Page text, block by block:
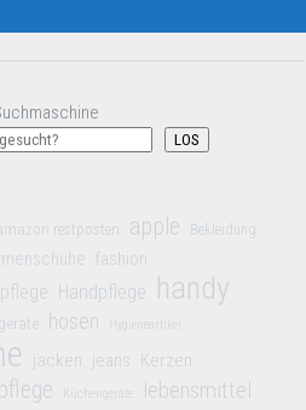
LOS
restposten apple Bekleidung
fashion
Handpflege handy
hosen Hygieneartikel
jacken jeans Kerzen
Küchengeräte lebensmittel